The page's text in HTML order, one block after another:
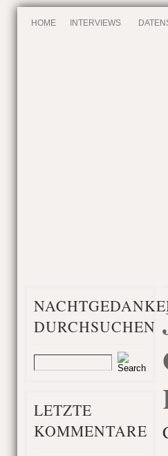
HOME INTERVIEWS
DURCHSUCHEN
LETZTE
KOMMENTARE